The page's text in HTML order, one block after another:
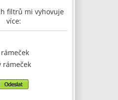
filtrů mi vyhovuje
více:
rámeček